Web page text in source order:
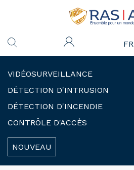
FR
VIDÉOSURVEILLANCE
DÉTECTION D'INTRUSION
DÉTECTION D'INCENDIE
CONTRÔLE D'ACCÈS
NOUVEAU